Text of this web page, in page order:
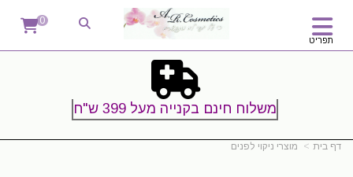
תפריט
0
משלוח חינם בקנייה מעל 399 ש"ח
דף בית מוצרי ניקוי לפנים